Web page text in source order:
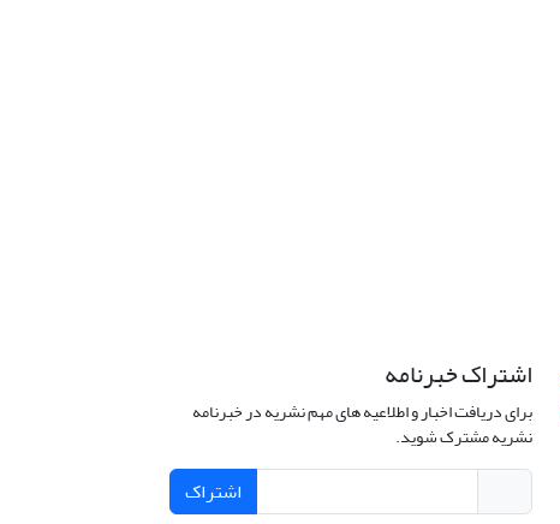
اشتراک خبرنامه
برای دریافت اخبار و اطلاعیه های مهم نشریه در خبرنامه
نشریه مشترک شوید.
اشتراک